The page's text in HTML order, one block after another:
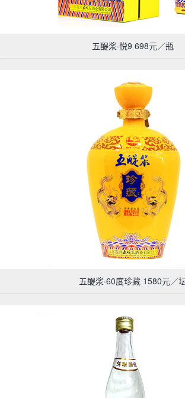
五醍浆·悦9 698元／瓶
五醍浆·60度珍藏 1580元／